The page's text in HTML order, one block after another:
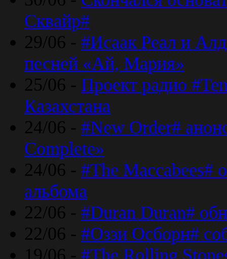
Сквайр#
29/06 - #Исаак Реал и
песней «Ай, Мария»
25/06 - Проект радио
Казахстана
24/06 - #New Order#
Complete»
24/06 - #The Maccabees#
альбома
22/06 - #Duran Duran#
22/06 - #Оззи Осборн#